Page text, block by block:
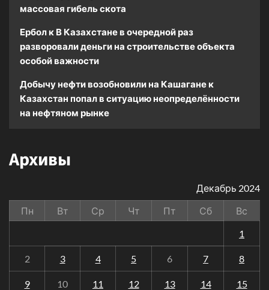
массовая гибель скота
Ербол к В Казахстане в очередной раз
разворовали деньги на строительстве объекта
особой важности
Добычу нефти возобновили на Кашагане к
Казахстан попал в ситуацию неопределённости
на нефтяном рынке
Архивы
Декабрь 2024
Пн
Вт Ср Чт Пт Сб
Вс
1
2 3 4 5 6 7 8
9 10 11 12 13 14 15